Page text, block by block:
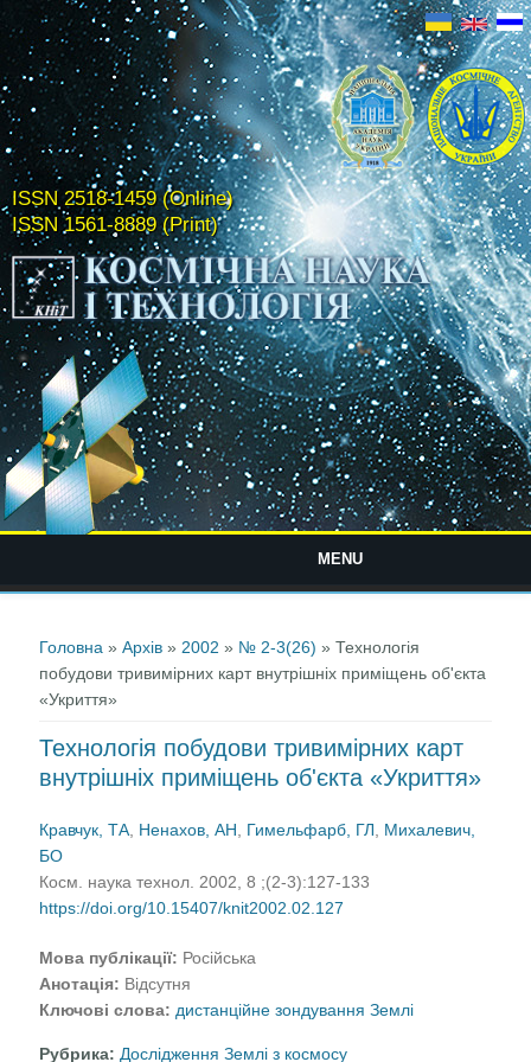
ISSN 2518-1459 (Online)
ISSN 1561-8889 (Print)
MENU
Головна »Архів » 2002 » № 2-3(26) » Технологія
побудови тривимірних карт внутрішніх приміщень об'єкта
«Укриття»
Технологія побудови тривимірних карт
внутрішніх приміщень об'єкта «Укриття»
Кравчук, ТА Ненахов, АН Гимельфарб, ГЛ
Михалевич,
БО
Косм. наука технол. 2002, 8 ;(2-3):127-133
https://doi.org/10.15407/knit2002.02.127
Мова публікації: Російська
Анотація: Відсутня
Ключові слова: дистанційне зондування Землі
Рубрика: Дослідження Землі з космосу